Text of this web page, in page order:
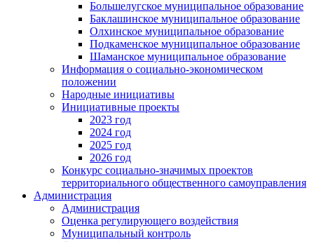
Большелугское муниципальное образование
Баклашинское муниципальное образование
Олхинское муниципальное образование
Подкаменское муниципальное образование
Шаманское муниципальное образование
Информация о социально-экономическом
положении
Народные инициативы
Инициативные проекты
2023 год
2024 год
2025 год
2026 год
Конкурс социально-значимых проектов
территориального общественного самоуправления
Администрация
Администрация
Оценка регулирующего воздействия
Муниципальный контроль